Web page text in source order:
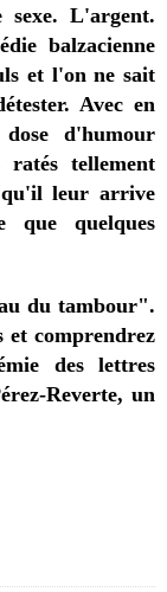
sexe. L'argent.
balzacienne
et l'on ne sait
Avec en
d'humour
tellement
qu'il leur arrive
que quelques
du tambour".
et comprendrez
des lettres
Reverte, un